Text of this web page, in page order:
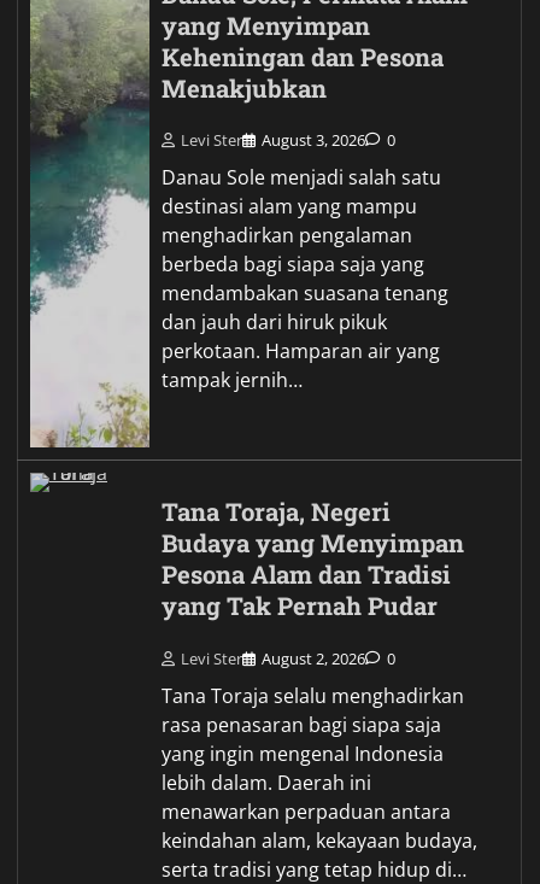
yang Menyimpan
Keheningan dan Pesona
Menakjubkan
Levi Ster August 3, 2026 0
Danau Sole menjadi salah satu
destinasi alam yang mampu
menghadirkan pengalaman
berbeda bagi siapa saja yang
mendambakan suasana tenang
dan jauh dari hiruk pikuk
perkotaan. Hamparan air yang
tampak jernih…
Tana Toraja, Negeri
Budaya yang Menyimpan
Pesona Alam dan Tradisi
yang Tak Pernah Pudar
Levi Ster August 2, 2026 0
Tana Toraja selalu menghadirkan
rasa penasaran bagi siapa saja
yang ingin mengenal Indonesia
lebih dalam. Daerah ini
menawarkan perpaduan antara
keindahan alam, kekayaan budaya,
serta tradisi yang tetap hidup di…